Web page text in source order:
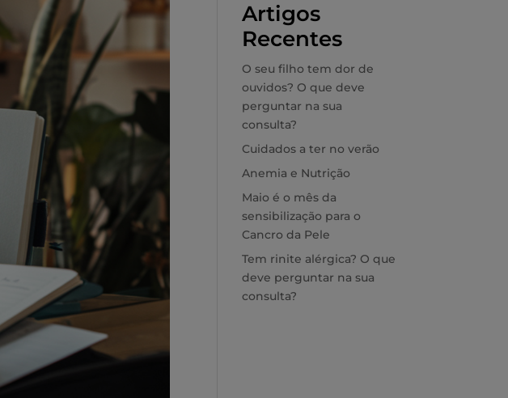
Artigos
Recentes
O seu filho tem dor de
ouvidos? O que deve
perguntar na sua
consulta?
Cuidados a ter no verão
Anemia e Nutrição
Maio é o mês da
sensibilização para o
Cancro da Pele
Tem rinite alérgica? O que
deve perguntar na sua
consulta?